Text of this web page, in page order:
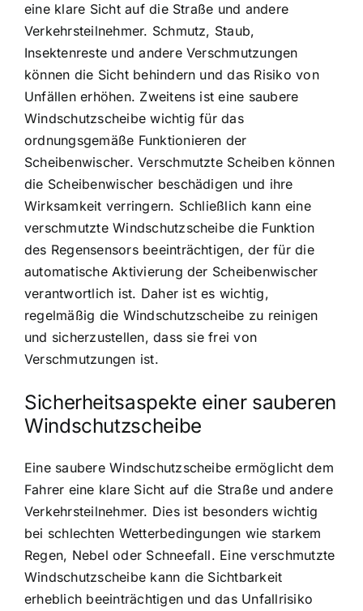
eine klare Sicht auf die Straße und andere
Verkehrsteilnehmer. Schmutz, Staub,
Insektenreste und andere Verschmutzungen
können die Sicht behindern und das Risiko von
Unfällen erhöhen. Zweitens ist eine saubere
Windschutzscheibe wichtig für das
ordnungsgemäße Funktionieren der
Scheibenwischer. Verschmutzte Scheiben können
die Scheibenwischer beschädigen und ihre
Wirksamkeit verringern. Schließlich kann eine
verschmutzte Windschutzscheibe die Funktion
des Regensensors beeinträchtigen, der für die
automatische Aktivierung der Scheibenwischer
verantwortlich ist. Daher ist es wichtig,
regelmäßig die Windschutzscheibe zu reinigen
und sicherzustellen, dass sie frei von
Verschmutzungen ist.
Sicherheitsaspekte einer sauberen
Windschutzscheibe
Eine saubere Windschutzscheibe ermöglicht dem
Fahrer eine klare Sicht auf die Straße und andere
Verkehrsteilnehmer. Dies ist besonders wichtig
bei schlechten Wetterbedingungen wie starkem
Regen, Nebel oder Schneefall. Eine verschmutzte
Windschutzscheibe kann die Sichtbarkeit
erheblich beeinträchtigen und das Unfallrisiko